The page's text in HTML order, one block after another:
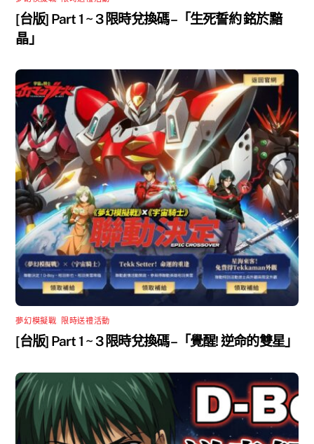
[台版] Part 1 ~ 3 限時兌換碼 –「生死誓約 銘於黯
晶」
夢幻模擬戰 限時送禮活動
[台版] Part 1 ~ 3 限時兌換碼 –「覺醒! 逆命的雙星」